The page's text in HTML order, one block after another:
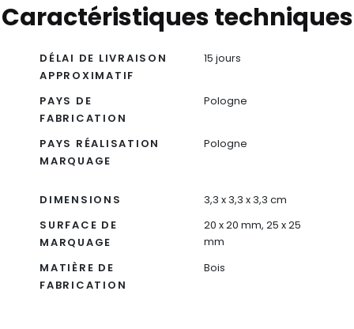
Caractéristiques techniques
DÉLAI DE LIVRAISON
APPROXIMATIF
15 jours
PAYS DE
FABRICATION
Pologne
PAYS RÉALISATION
MARQUAGE
Pologne
DIMENSIONS
3,3 x 3,3 x 3,3 cm
SURFACE DE
MARQUAGE
20 x 20 mm, 25 x 25
mm
MATIÈRE DE
FABRICATION
Bois